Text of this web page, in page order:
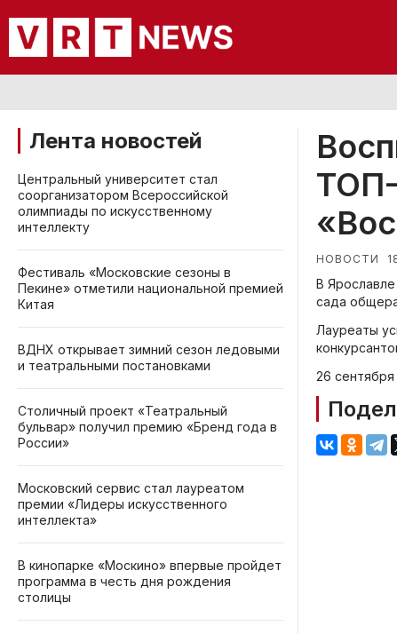
Лента новостей
Центральный университет стал
соорганизатором Всероссийской
олимпиады по искусственному
интеллекту
Фестиваль «Московские сезоны в
Пекине» отметили национальной премией
Китая
ВДНХ открывает зимний сезон ледовыми
и театральными постановками
Столичный проект «Театральный
бульвар» получил премию «Бренд года в
России»
Московский сервис стал лауреатом
премии «Лидеры искусственного
интеллекта»
В кинопарке «Москино» впервые пройдет
программа в честь дня рождения
столицы
ТОП-
НОВОСТИ
В
сада
Лауреаты
26 сентября